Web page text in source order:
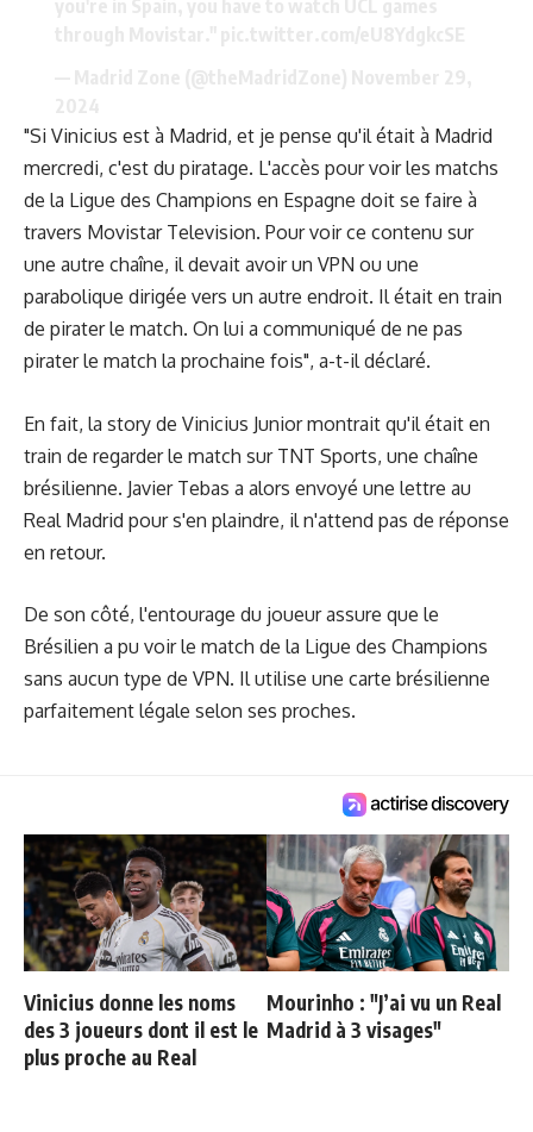
"Si Vinicius est à Madrid, et je pense qu'il était à Madrid
mercredi, c'est du piratage. L'accès pour voir les matchs
de la Ligue des Champions en Espagne doit se faire à
travers Movistar Television. Pour voir ce contenu sur
une autre chaîne, il devait avoir un VPN ou une
parabolique dirigée vers un autre endroit. Il était en train
de pirater le match. On lui a communiqué de ne pas
pirater le match la prochaine fois", a-t-il déclaré.
En fait, la story de Vinicius Junior montrait qu'il était en
train de regarder le match sur TNT Sports, une chaîne
brésilienne. Javier Tebas a alors envoyé une lettre au
Real Madrid pour s'en plaindre, il n'attend pas de réponse
en retour.
De son côté, l'entourage du joueur assure que le
Brésilien a pu voir le match de la Ligue des Champions
sans aucun type de VPN. Il utilise une carte brésilienne
parfaitement légale selon ses proches.
Vinicius donne les noms
des 3 joueurs dont il est le
plus proche au Real
Mourinho : "J’ai vu un Real
Madrid à 3 visages"